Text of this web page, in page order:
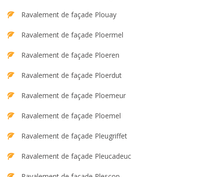
Ravalement de façade Plouay
Ravalement de façade Ploermel
Ravalement de façade Ploeren
Ravalement de façade Ploerdut
Ravalement de façade Ploemeur
Ravalement de façade Ploemel
Ravalement de façade Pleugriffet
Ravalement de façade Pleucadeuc